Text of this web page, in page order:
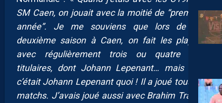
SM Caen, on jouait avec la moitié de “première
année”. Je me souviens que lors de ma
deuxième saison à Caen, on fait les play-off
avec régulièrement trois ou quatre U17
titulaires, dont Johann Lepenant… mais bon,
c’était Johann Lepenant quoi ! Il a joué tous les
matchs. J’avais joué aussi avec Brahim Traoré,